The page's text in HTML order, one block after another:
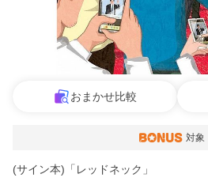
おまかせ比較
対象
(サイン本)「レッドネック」